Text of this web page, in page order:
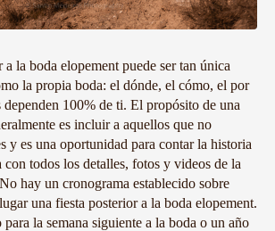
la boda elopement puede ser tan única
la propia boda: el dónde, el cómo, el por
dependen 100% de ti. El propósito de una
es incluir a aquellos que no
y es una oportunidad para contar la historia
con todos los detalles, fotos y videos de la
hay un cronograma establecido sobre
una fiesta posterior a la boda elopement.
la semana siguiente a la boda o un año